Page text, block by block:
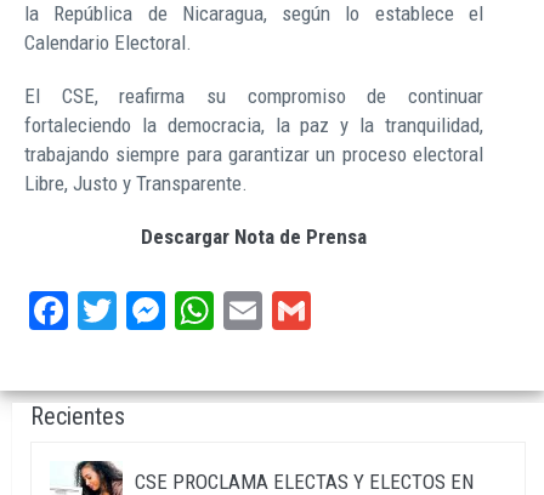
la República de Nicaragua, según lo establece el
Calendario Electoral.
El CSE, reafirma su compromiso de continuar
fortaleciendo la democracia, la paz y la tranquilidad,
trabajando siempre para garantizar un proceso electoral
Libre, Justo y Transparente.
Descargar Nota de Prensa
Facebook
TwitterMessenger
WhatsApp
Email
Recientes
CSE PROCLAMA ELECTAS Y ELECTOS EN